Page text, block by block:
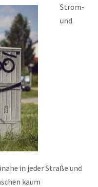
Strom-
und
in jeder Straße und
kaum